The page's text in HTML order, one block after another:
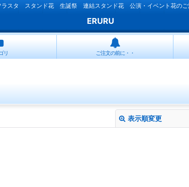
スタ スタンド花 生誕祭 連結スタンド花 公演・イベント花のご注
ERURU
リ ご注文の前に・・
表示順変更